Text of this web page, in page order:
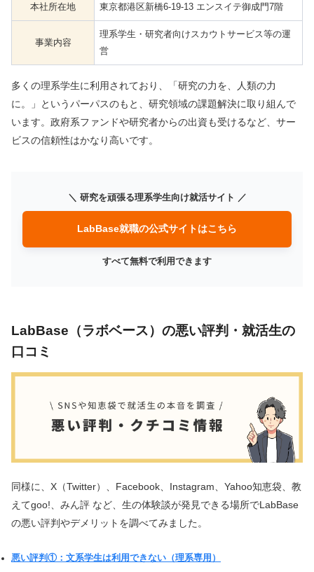
本社所在地 東京都港区新橋6-19-13 エンスイテ御成門7階
事業内容
理系学生・研究者向けスカウトサービス等の運
営
多くの理系学生に利用されており、「研究の力を、人類の力
に。」というパーパスのもと、研究領域の課題解決に取り組んで
います。政府系ファンドや研究者からの出資も受けるなど、サー
ビスの信頼性はかなり高いです。
＼ 研究を頑張る理系学生向け就活サイト ／
LabBase就職の公式サイトはこちら
すべて無料で利用できます
LabBase（ラボベース）の悪い評判・就活生の
口コミ
同様に、X（Twitter）、Facebook、Instagram、Yahoo知恵袋、教
えてgoo!、みん評 など、生の体験談が発見できる場所でLabBase
の悪い評判やデメリットを調べてみました。
悪い評判①：文系学生は利用できない（理系専用）